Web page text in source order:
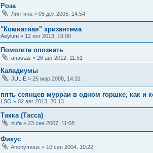
Роза
Линтина » 05 дек 2005, 14:54
"Комнатная" хризантема
Asylum » 12 окт 2013, 19:00
Помогите опознать
anastas » 28 авг 2012, 11:51
Каладиумы
JULIE » 25 мар 2008, 14:31
пять сеянцев мурраи в одном горшке, как и
LSO » 02 авг 2013, 20:13
Такка (Тасса)
zufa » 23 сен 2007, 11:08
Фикус
Anonymous » 10 сен 2004, 10:22